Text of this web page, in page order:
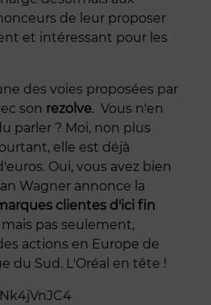
de leur proposer
et intéressant pour les
des voies proposées par
son rezolve. Vous n'en
parler ? Moi, non plus
elle est déjà
Oui, vous avez bien
Wagner annonce la
clientes d'ici fin
mais pas seulement,
actions en Europe de
du Sud. L'Oréal en tête !